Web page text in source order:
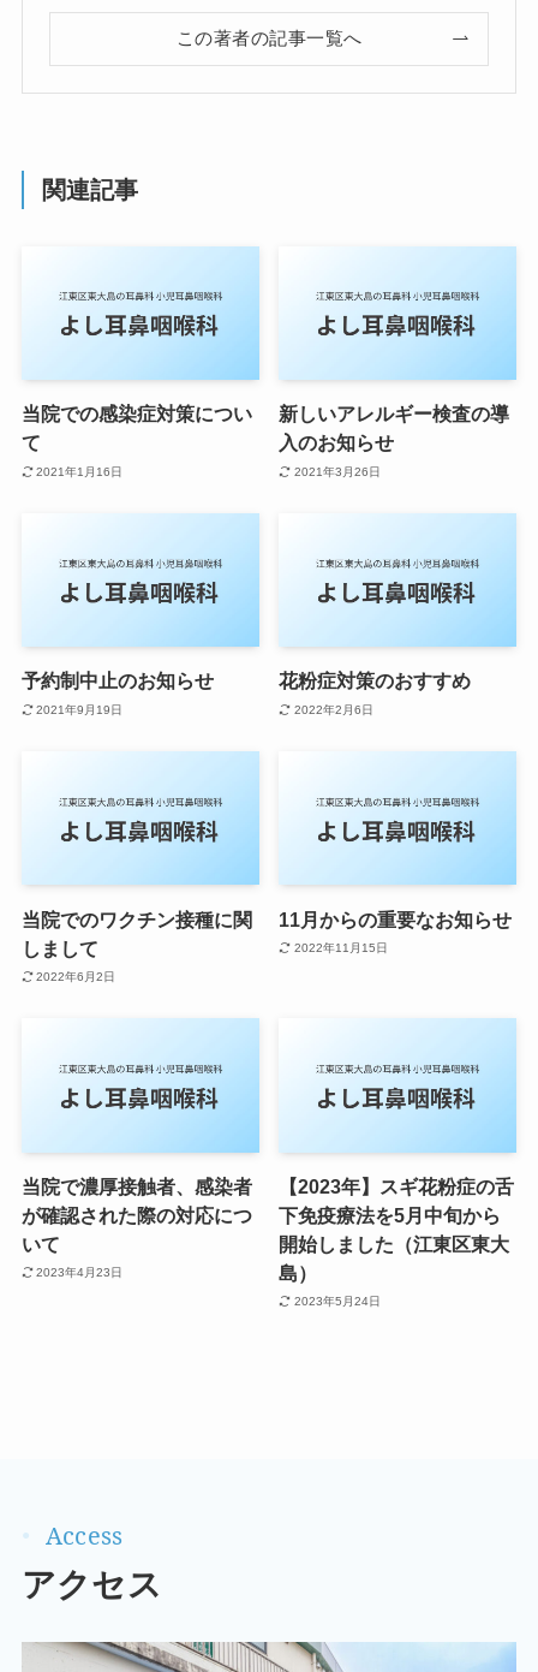
この著者の記事一覧へ
関連記事
当院での感染症対策につい
て
2021年1月16日
新しいアレルギー検査の導
入のお知らせ
2021年3月26日
予約制中止のお知らせ
2021年9月19日
花粉症対策のおすすめ
2022年2月6日
当院でのワクチン接種に関
しまして
2022年6月2日
11月からの重要なお知らせ
2022年11月15日
当院で濃厚接触者、感染者
が確認された際の対応につ
いて
2023年4月23日
【2023年】スギ花粉症の舌
下免疫療法を5月中旬から
開始しました（江東区東大
島）
2023年5月24日
アクセス